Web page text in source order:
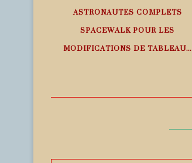
ASTRONAUTES COMPLETS
SPACEWALK POUR LES
MODIFICATIONS DE TABLEAU...